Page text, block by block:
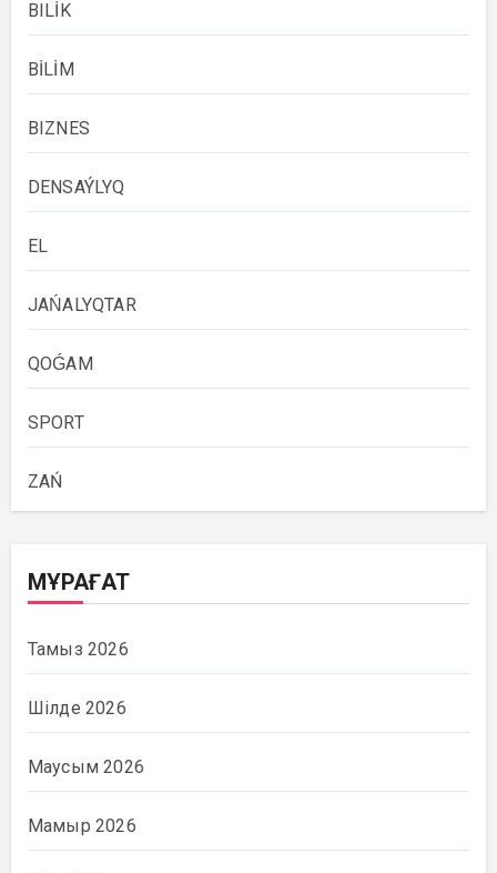
BILİK
BİLİM
BIZNES
DENSAÝLYQ
EL
JAŃALYQTAR
QOǴAM
SPORT
ZAŃ
МҰРАҒАТ
Тамыз 2026
Шілде 2026
Маусым 2026
Мамыр 2026